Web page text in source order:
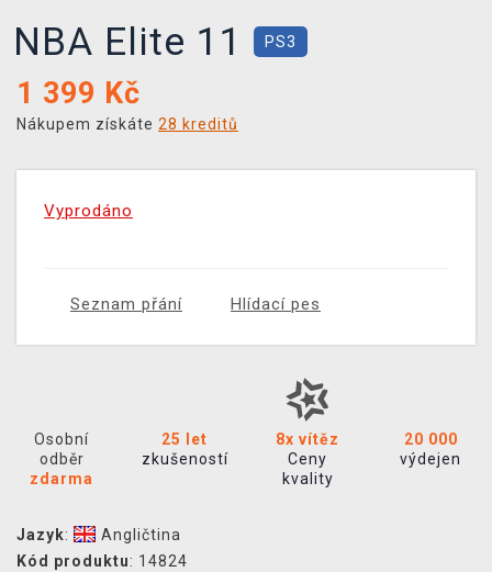
NBA Elite 11 PS3
1 399 Kč
Nákupem získáte 28 kreditů
Vyprodáno
Seznam přání Hlídací pes
Osobní
odběr
zdarma
25 let
zkušeností
8x vítěz
Ceny
kvality
20 000
výdejen
Jazyk:
Angličtina
Kód produktu: 14824